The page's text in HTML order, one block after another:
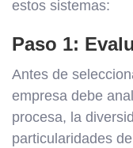
estos sistemas:
Paso 1:
Antes de
empresa debe
procesa, la
particularidades